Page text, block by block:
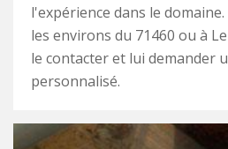
l'expérience dans le
les environs du 71460 ou à
le contacter et lui demander
personnalisé.